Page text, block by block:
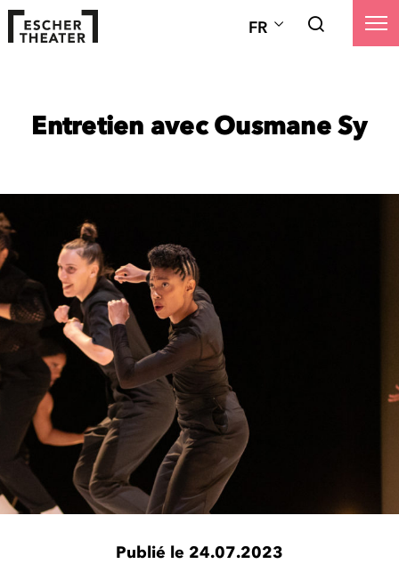
FR
Entretien avec Ousmane Sy
Publié le 24.07.2023